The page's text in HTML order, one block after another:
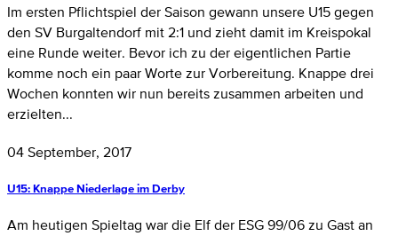
Im ersten Pflichtspiel der Saison gewann unsere U15 gegen
den SV Burgaltendorf mit 2:1 und zieht damit im Kreispokal
eine Runde weiter. Bevor ich zu der eigentlichen Partie
komme noch ein paar Worte zur Vorbereitung. Knappe drei
Wochen konnten wir nun bereits zusammen arbeiten und
erzielten...
04 September, 2017
U15: Knappe Niederlage im Derby
Am heutigen Spieltag war die Elf der ESG 99/06 zu Gast an